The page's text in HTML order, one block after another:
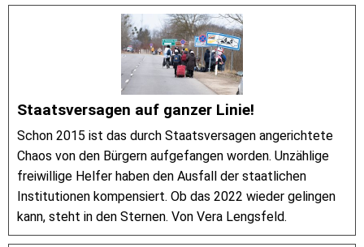
Staatsversagen auf ganzer Linie!
Schon 2015 ist das durch Staatsversagen angerichtete
Chaos von den Bürgern aufgefangen worden. Unzählige
freiwillige Helfer haben den Ausfall der staatlichen
Institutionen kompensiert. Ob das 2022 wieder gelingen
kann, steht in den Sternen. Von Vera Lengsfeld.